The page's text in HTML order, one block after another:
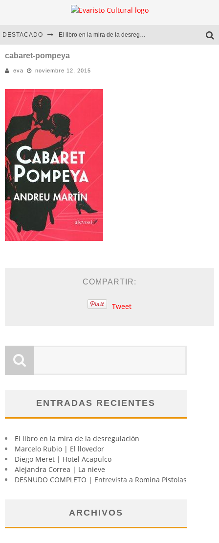
DESTACADO El libro en la mira de la desregulación
Marcelo Rubio | El llovedor
Diego Meret | Hotel Acapulco
Alejandra Correa | La nieve
cabaret-pompeya
eva noviembre 12, 2015
COMPARTIR:
Tweet
ENTRADAS RECIENTES
El libro en la mira de la desregulación
Marcelo Rubio | El llovedor
Diego Meret | Hotel Acapulco
Alejandra Correa | La nieve
DESNUDO COMPLETO | Entrevista a Romina Pistolas
ARCHIVOS